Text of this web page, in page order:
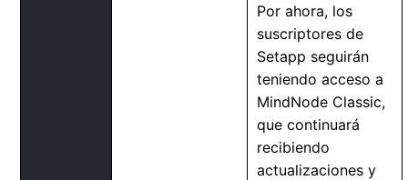
Por ahora, los
suscriptores de
Setapp seguirán
teniendo acceso a
MindNode Classic,
que continuará
recibiendo
actualizaciones y